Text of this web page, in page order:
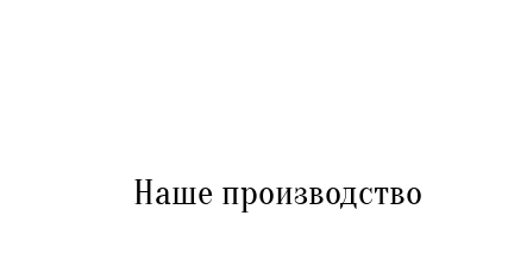
Наше производство